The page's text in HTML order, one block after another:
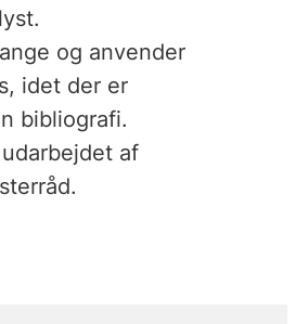
og anvender
idet der er
bibliografi.
af